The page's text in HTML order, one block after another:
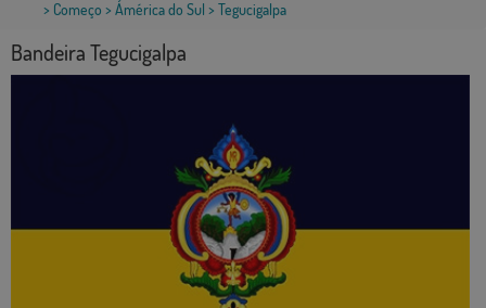
> Começo > Ámérica do Sul > Tegucigalpa
Bandeira Tegucigalpa